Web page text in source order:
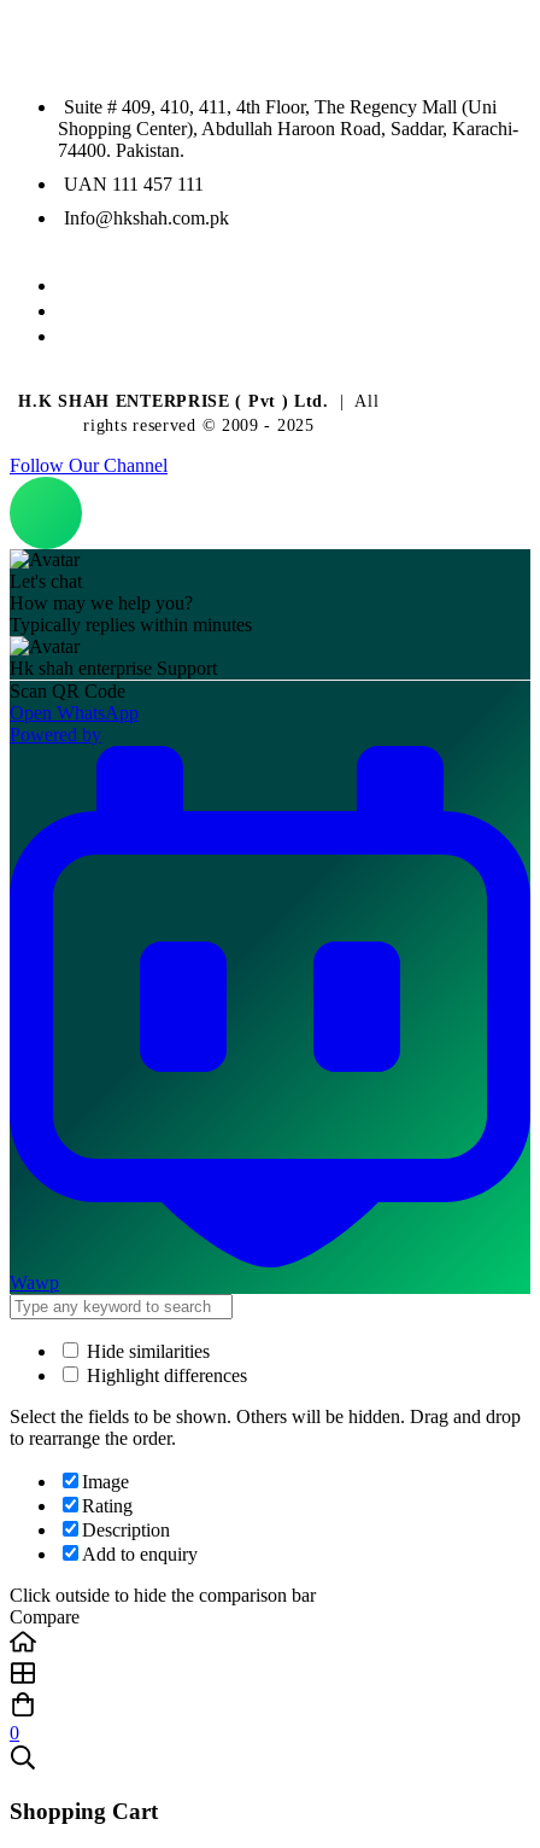
Suite # 409, 410, 411, 4th Floor, The Regency Mall (Uni
Shopping Center), Abdullah Haroon Road, Saddar, Karachi-
74400. Pakistan.
UAN 111 457 111
Info@hkshah.com.pk
H.K SHAH ENTERPRISE ( Pvt ) Ltd.
| All
rights reserved © 2009 - 2025
Follow Our Channel
Let's chat
How may we help you?
Typically replies within minutes
Hk shah enterprise Support
Scan QR Code
Open WhatsApp
Powered by
Wawp
Hide similarities
Highlight differences
Select the fields to be shown. Others will be hidden. Drag and drop
to rearrange the order.
Image
Rating
Description
Add to enquiry
Click outside to hide the comparison bar
Compare
0
Shopping Cart